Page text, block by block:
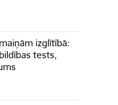
izglītībā:
tests,